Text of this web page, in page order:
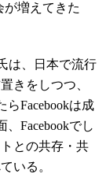
が増えてきた
は、日本で流行
きをしつつ、
らFacebookは成
Facebookでし
との共存・共
いる。